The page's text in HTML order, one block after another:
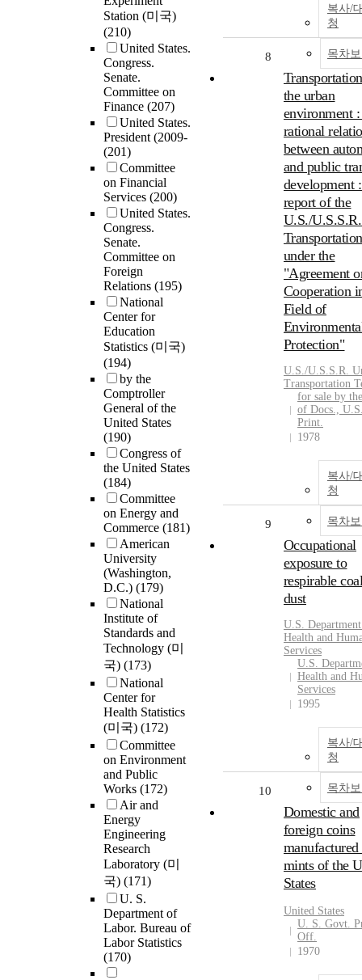
Station (미국)
(210)
United States.
Congress.
Senate.
Committee on
Finance (207)
United States.
President (2009-
(201)
Committee
on Financial
Services (200)
United States.
Congress.
Senate.
Committee on
Foreign
Relations (195)
National
Center for
Education
Statistics (미국)
(194)
by the
Comptroller
General of the
United States
(190)
Congress of
the United States
(184)
Committee
on Energy and
Commerce (181)
American
University
(Washington,
D.C.) (179)
National
Institute of
Standards and
Technology (미
국) (173)
National
Center for
Health Statistics
(미국) (172)
Committee
on Environment
and Public
Works (172)
Air and
Energy
Engineering
Research
Laboratory (미
국) (171)
U. S.
Department of
Labor. Bureau of
Labor Statistics
(170)
복사/
청
목차
8
the urban
environment
rational
between
and public
development
report of the
U.S./
under the
"Agreement
Cooperation
Field of
Protection"
U.S./U.S.S.R.
Transportation
for sale by
of Docs.,
Print.
1978
복사/
청
목차
9
Occupational
exposure to
respirable
dust
U.S.
Health and
Services
U.S.
Health and
Services
1995
복사/
청
목차
10
Domestic and
foreign coins
mints of the
States
United States
U. S. Govt.
Off.
1970